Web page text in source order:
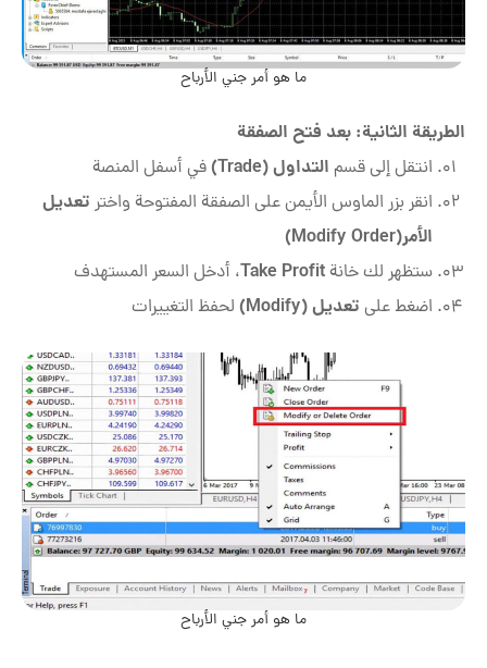
ما هو أمر جني الأرباح
الطريقة الثانية: بعد فتح الصفقة
انتقل إلى قسم التداول (Trade)
في أسفل المنصة
انقر بزر الماوس الأيمن على الصفقة المفتوحة واختر تعديل
الأمر(Modify Order)
ستظهر لك خانة Take Profit، أدخل السعر المستهدف
اضغط على تعديل (Modify) لحفظ التغييرات
ما هو أمر جني الأرباح